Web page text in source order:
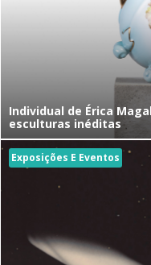
Individual de Érica
esculturas inéditas
Exposições E Eventos